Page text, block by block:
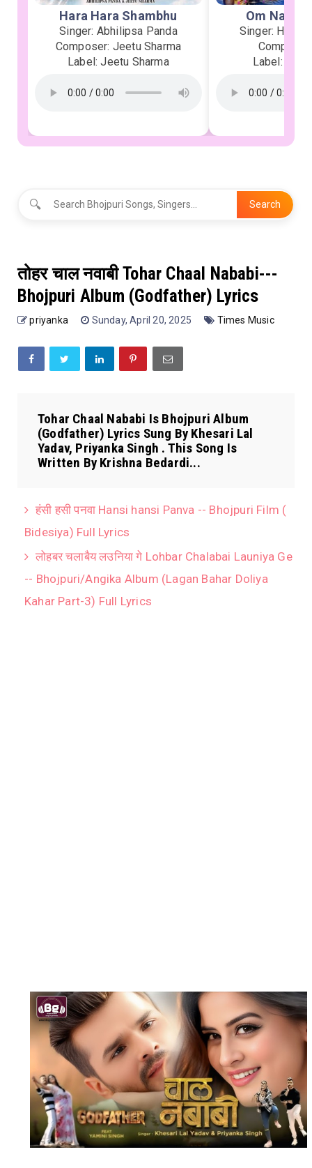
Hara Hara Shambhu
Singer: Abhilipsa Panda
Composer: Jeetu Sharma
Label: Jeetu Sharma
Om
Singer:
Label:
🔍 Search
तोहर चाल नवाबी Tohar Chaal Nababi---
Bhojpuri Album (Godfather) Lyrics
priyanka Sunday, April 20, 2025 Times Music
Tohar Chaal Nababi Is Bhojpuri Album
(Godfather) Lyrics Sung By Khesari Lal
Yadav, Priyanka Singh . This Song Is
Written By Krishna Bedardi...
हंसी हसी पनवा Hansi hansi Panva -- Bhojpuri Film (
Bidesiya) Full Lyrics
लोहबर चलाबैय लउनिया गे Lohbar Chalabai Launiya Ge
-- Bhojpuri/Angika Album (Lagan Bahar Doliya
Kahar Part-3) Full Lyrics